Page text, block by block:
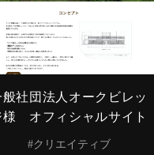
般社団法人オークビレッ
様 オフィシャルサイト
#クリエイティブ